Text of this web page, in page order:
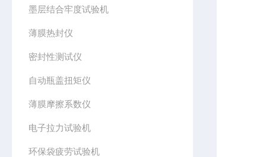
墨层结合牢度试验机
薄膜热封仪
密封性测试仪
自动瓶盖扭矩仪
薄膜摩擦系数仪
电子拉力试验机
环保袋疲劳试验机